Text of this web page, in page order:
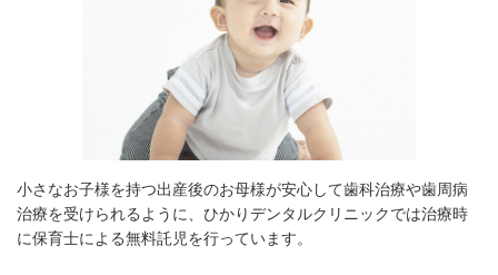
小さなお子様を持つ出産後のお母様が安心して歯科治療や歯周病
治療を受けられるように、ひかりデンタルクリニックでは治療時
に保育士による無料託児を行っています。